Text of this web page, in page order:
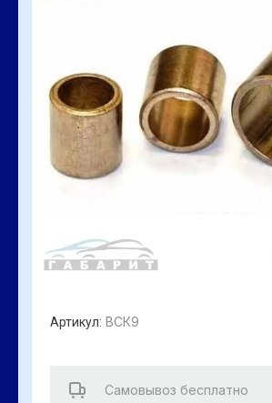
Артикул: ВСК9
Самовывоз бесплатно